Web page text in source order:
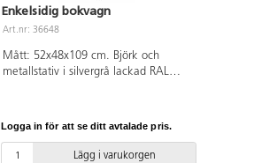
Enkelsidig bokvagn
Art.nr: 36648
Mått: 52x48x109 cm. Björk och
metallstativ i silvergrå lackad RAL
Logga in för att se ditt avtalade pris.
Lägg i varukorgen